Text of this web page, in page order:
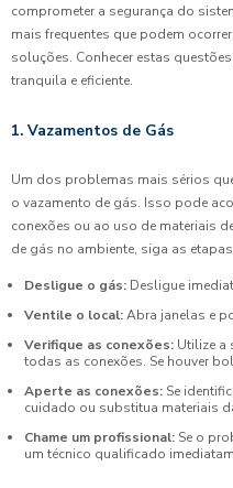
comprometer a segurança do
mais frequentes que podem
soluções. Conhecer estas
tranquila e eficiente.
1. Vazamentos de Gás
Um dos problemas mais sérios
o vazamento de gás. Isso pode
conexões ou ao uso de materiais
de gás no ambiente, siga as
Desligue o gás: Desligue
Ventile o local:Abra janelas e
Verifique as conexões: Utilize a
todas as conexões. Se houver
Aperte as conexões: Se
cuidado ou substitua materiais
Chame um profissional: Se o
um técnico qualificado